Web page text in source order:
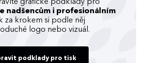
grafické podklady pro
nadšencům i profesionálním
za krokem si podle něj
logo nebo vizuál.
podklady pro tisk